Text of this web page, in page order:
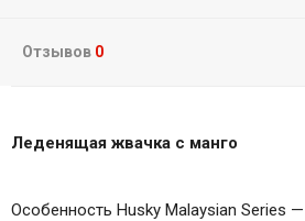
Отзывов 0
Леденящая жвачка с манго
Особенность Husky Malaysian Series